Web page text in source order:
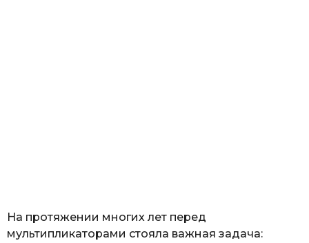
На протяжении многих лет перед
мультипликаторами стояла важная задача: